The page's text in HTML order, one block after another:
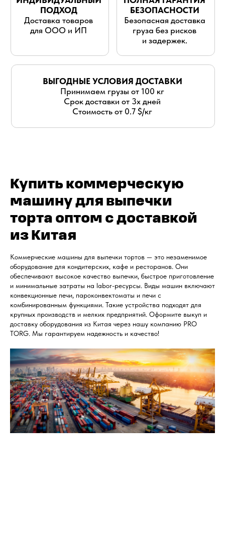
Купить коммерческую
машину для выпечки
торта оптом с доставкой
из Китая
Коммерческие машины для выпечки тортов — это незаменимое
оборудование для кондитерских, кафе и ресторанов. Они
обеспечивают высокое качество выпечки, быстрое приготовление
и минимальные затраты на labor-ресурсы. Виды машин включают
конвекционные печи, пароконвектоматы и печи с
комбинированным функциями. Такие устройства подходят для
крупных производств и мелких предприятий. Оформите выкуп и
доставку оборудования из Китая через нашу компанию PRO
TORG. Мы гарантируем надежность и качество!